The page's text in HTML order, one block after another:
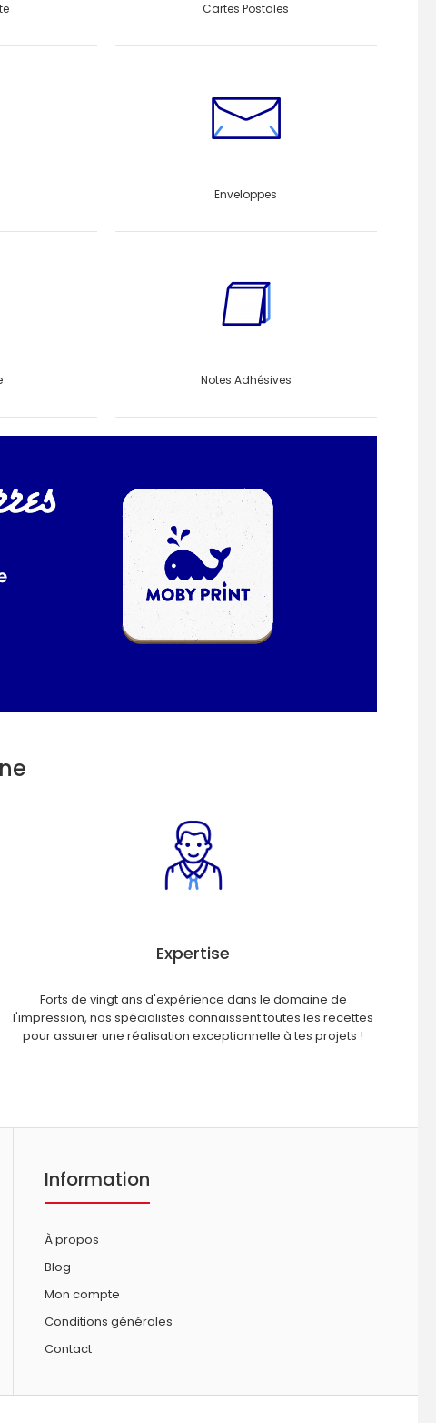
Cartes Postales
Enveloppes
Notes Adhésives
Expertise
Forts de vingt ans d'expérience dans le domaine de
l'impression, nos spécialistes connaissent toutes les recettes
pour assurer une réalisation exceptionnelle à tes projets !
Information
À propos
Blog
Mon compte
Conditions générales
Contact